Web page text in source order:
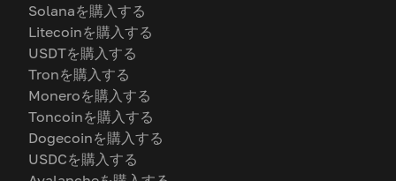
Solanaを購入する
Litecoinを購入する
USDTを購入する
Tronを購入する
Moneroを購入する
Toncoinを購入する
Dogecoinを購入する
USDCを購入する